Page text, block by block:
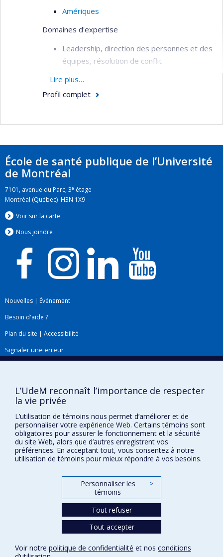
Amériques
Domaines d'expertise
Leadership, direction des personnes et des
équipes, résolution de conflit
Management stratégique et
organisationnel
d’affaires
Gestion en contexte international et
interculturel
Coaching de carrière
Projets d’assistance technique et de
coopération internationale
PME et commerces de détail
Lire plus…
Profil complet
École de santé publique de l’Université
de Montréal
7101, avenue du Parc, 3e étage
Montréal (Québec) H3N 1X9
Voir sur la carte
Nous joindre
Nouvelles | Événement
Besoin d'aide ?
Plan du site | Accessibilité
Signaler une erreur
Boîte à outils
Téléchargez les logos de l'ESPUM
Conditions d’utilisation
Montréal
L’UdeM reconnaît l’importance de respecter
la vie privée
L’utilisation de témoins nous permet d’améliorer et de
personnaliser votre expérience Web. Certains témoins sont
obligatoires pour assurer le fonctionnement et la sécurité
du site Web, alors que d’autres enregistrent vos
préférences. En acceptant tout, vous consentez à notre
utilisation de témoins pour mieux répondre à vos besoins.
Personnaliser les
témoins
>
Tout refuser
Tout accepter
Voir notre politique de confidentialité et nos conditions